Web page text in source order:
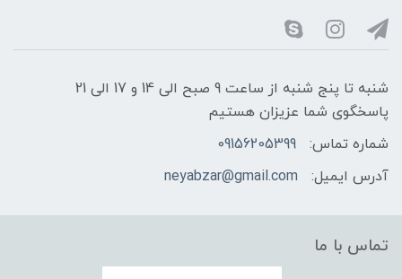
شنبه تا پنج شنبه از ساعت 9 صبح الی 14 و 17 الی 21
پاسخگوی شما عزیزان هستیم
شماره تماس:
09156205399
آدرس ایمیل:
neyabzar@gmail.com
تماس با ما